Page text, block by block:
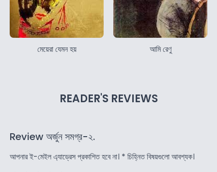
মেয়েরা যেমন হয় আমি রেণু
READER'S REVIEWS
Review অর্জুন সমগ্র-২.
আপনার ই-মেইল এ্যাড্রেস প্রকাশিত হবে না। * চিহ্নিত বিষয়গুলো আবশ্যক।